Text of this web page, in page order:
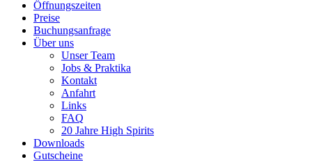
Öffnungszeiten
Preise
Buchungsanfrage
Über uns
Unser Team
Jobs & Praktika
Kontakt
Anfahrt
Links
FAQ
20 Jahre High Spirits
Downloads
Gutscheine